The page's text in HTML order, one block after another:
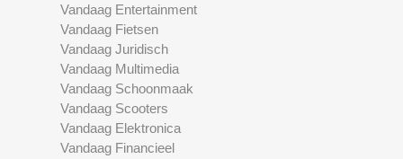
Vandaag Entertainment
Vandaag Fietsen
Vandaag Juridisch
Vandaag Multimedia
Vandaag Schoonmaak
Vandaag Scooters
Vandaag Elektronica
Vandaag Financieel